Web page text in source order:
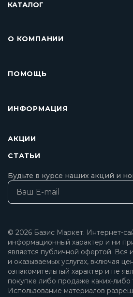
КАТАЛОГ
О КОМПАНИИ
ПОМОЩЬ
ИНФОРМАЦИЯ
АКЦИИ
СТАТЬИ
Будьте в курсе наших акций и
© 2026 Базис Маркет. Интернет-
информационный характер и ни
является публичной офертой. Вся
и оказываемых услугах, включая
ознакомительный характер и не
покупке либо продаже каких-либо
Использование материалов